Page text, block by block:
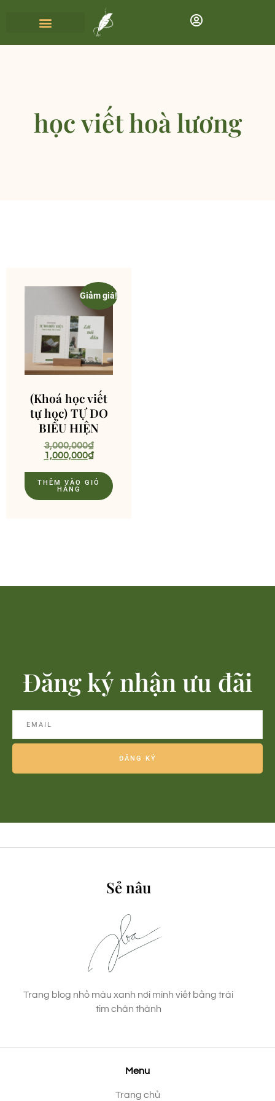
học viết hoà lương
Giảm giá!
(Khoá học viết
tự học) TỰ DO
BIỂU HIỆN
3,000,000₫
1,000,000₫
THÊM VÀO GIỎ
HÀNG
Đăng ký nhận ưu đãi
ĐĂNG KÝ
Sẻ nâu
Trang blog nhỏ màu xanh nơi mình viết bằng trái
tim chân thành
Menu
Trang chủ